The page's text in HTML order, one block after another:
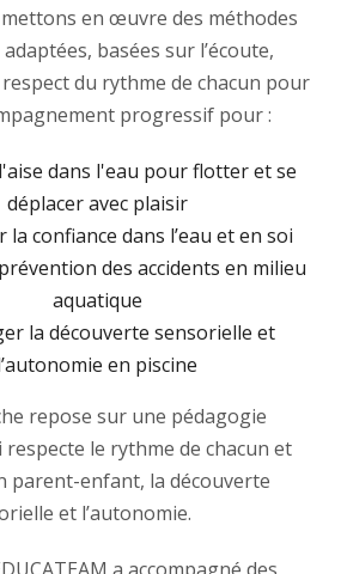
en œuvre des méthodes
basées sur l’écoute,
du rythme de chacun pour
progressif pour :
dans l'eau pour flotter et se
déplacer avec plaisir
la confiance dans l’eau et en soi
des accidents en milieu
aquatique
la découverte sensorielle et
en piscine
repose sur une pédagogie
le rythme de chacun et
parent-enfant, la découverte
et l’autonomie.